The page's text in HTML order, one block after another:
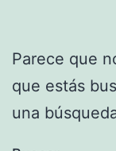
Parece que
que estás
una